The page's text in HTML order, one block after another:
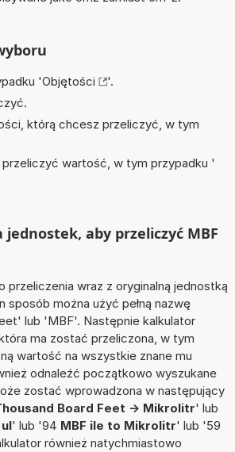
'Objętości
'.
którą chcesz przeliczyć, w tym
wartość, w tym przypadku '
aby przeliczyć MBF
wraz z oryginalną jednostką
sposób można użyć pełną nazwę
lub 'MBF'. Następnie kalkulator
ma zostać przeliczona, w tym
wartość na wszystkie znane mu
odnaleźć początkowo wyszukane
zostać wprowadzona w następujący
Board Feet -> Mikrolitr' lub
' lub '94 MBF ile to Mikrolitr' lub '59
również natychmiastowo